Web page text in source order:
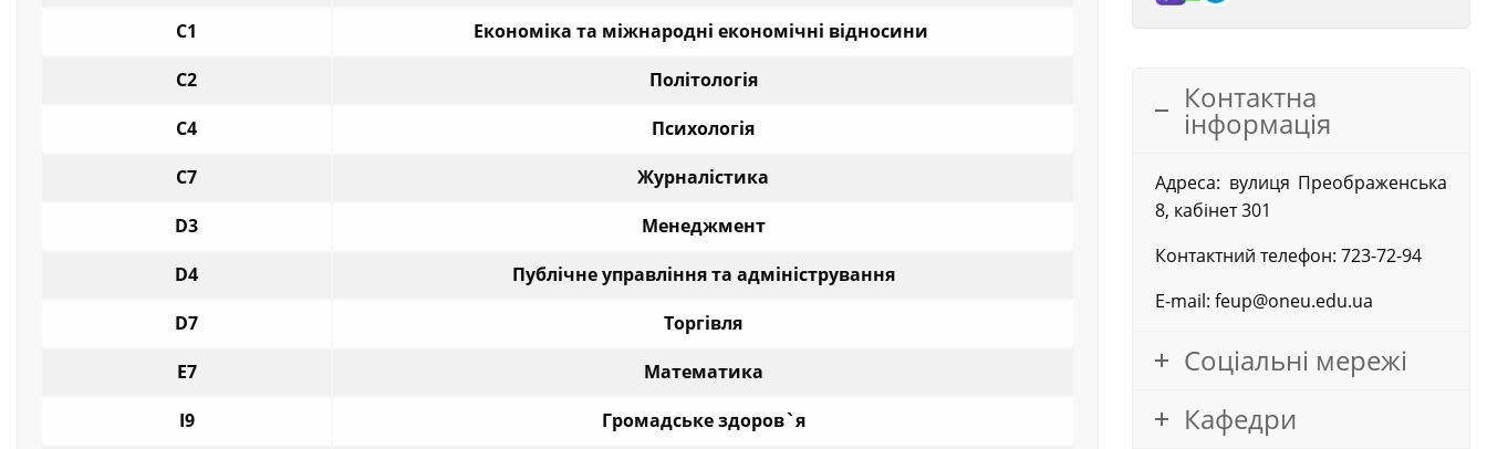
C1
Економіка та міжнародні економічні відносини
С2
Політологія
С4
Психологія
С7
Журналістика
D3
Менеджмент
D4
Публічне управління та адміністрування
D7
Торгівля
Е7
Математика
I9
Громадське здоров`я
Контактна
інформація
Адреса: вулиця Преображенська
8, кабінет 301
Контактний телефон: 723-72-94
E-mail: feup@oneu.edu.ua
Соціальні мережі
Кафедри